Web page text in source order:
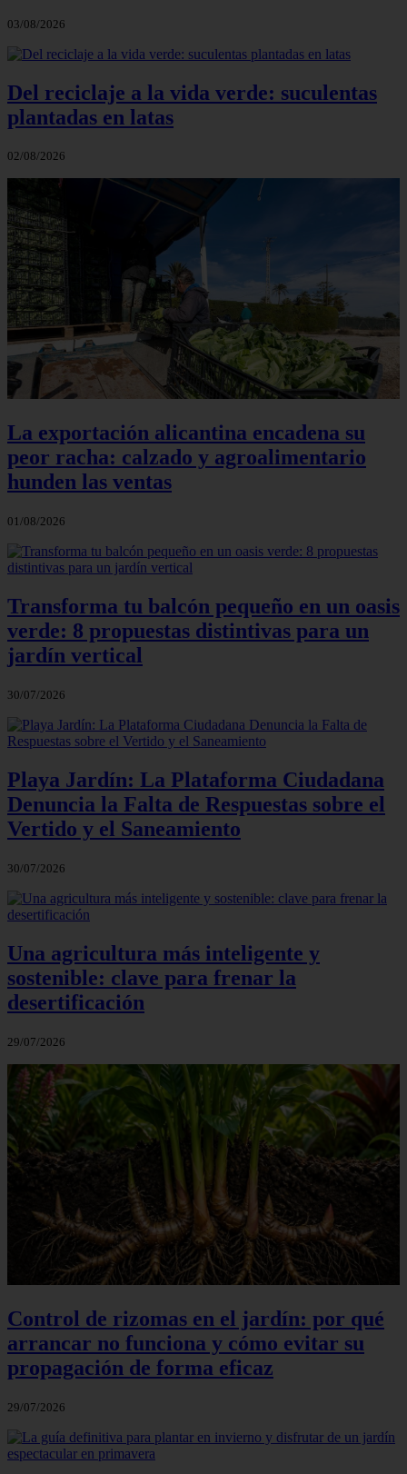
03/08/2026
Del reciclaje a la vida verde: suculentas
plantadas en latas
02/08/2026
La exportación alicantina encadena su
peor racha: calzado y agroalimentario
hunden las ventas
01/08/2026
Transforma tu balcón pequeño en un oasis
verde: 8 propuestas distintivas para un
jardín vertical
30/07/2026
Playa Jardín: La Plataforma Ciudadana
Denuncia la Falta de Respuestas sobre el
Vertido y el Saneamiento
30/07/2026
Una agricultura más inteligente y
sostenible: clave para frenar la
desertificación
29/07/2026
Control de rizomas en el jardín: por qué
arrancar no funciona y cómo evitar su
propagación de forma eficaz
29/07/2026